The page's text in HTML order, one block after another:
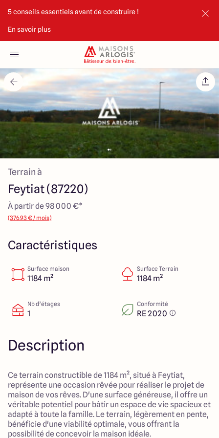
5 conseils essentiels avant de construire !
En savoir plus
Nos maisons
Nos annonces
Votre projet
Qui sommes-nous
Maisons ARLOGIS Limoges
Terrain à
Feytiat (87220)
À partir de 98 000 €*
(376.93 € / mois)
Caractéristiques
Surface maison
1184 m²
Surface Terrain
1184 m²
Nb d’étages
1
Conformité
RE 2020
Description
Ce terrain constructible de 1184 m², situé à Feytiat,
représente une occasion rêvée pour réaliser le projet de
maison de vos rêves. D'une surface généreuse, il offre un
véritable potentiel pour bâtir un espace de vie spacieux et
adapté à toute la famille. Le terrain, légèrement en pente,
bénéficie d'une viabilité optimale, vous offrant la
possibilité de concevoir la maison idéale.